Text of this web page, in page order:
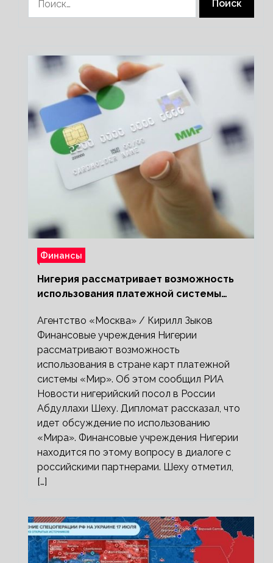
Финансы
Нигерия рассматривает возможность
использования платежной системы
Агентство «Москва» / Кирилл Зыков
Финансовые учреждения Нигерии
рассматривают возможность
использования в стране карт платежной
системы «Мир». Об этом сообщил РИА
Новости нигерийский посол в России
Абдуллахи Шеху. Дипломат рассказал, что
идет обсуждение по использованию
«Мира». Финансовые учреждения Нигерии
находится по этому вопросу в диалоге с
российскими партнерами. Шеху отметил,
[…]